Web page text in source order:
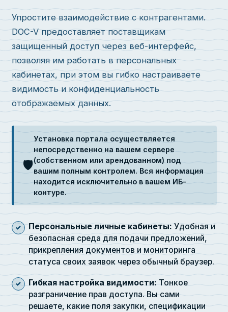
Упростите взаимодействие с контрагентами.
DOC-V предоставляет поставщикам
защищенный доступ через веб-интерфейс,
позволяя им работать в персональных
кабинетах, при этом вы гибко настраиваете
видимость и конфиденциальность
отображаемых данных.
🛡️
Установка портала осуществляется
непосредственно на вашем сервере
(собственном или арендованном) под
вашим полным контролем. Вся информация
находится исключительно в вашем ИБ-
контуре.
Персональные личные кабинеты:Удобная и
безопасная среда для подачи предложений,
прикрепления документов и мониторинга
статуса своих заявок через обычный браузер.
Гибкая настройка видимости:Тонкое
разграничение прав доступа. Вы сами
решаете, какие поля закупки, спецификации